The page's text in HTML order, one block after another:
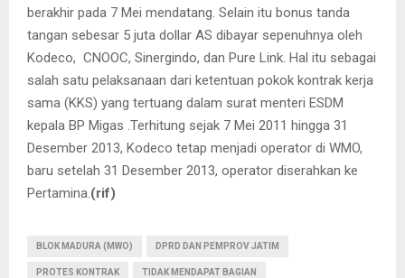
berakhir pada 7 Mei mendatang. Selain itu bonus tanda
tangan sebesar 5 juta dollar AS dibayar sepenuhnya oleh
Kodeco, CNOOC, Sinergindo, dan Pure Link. Hal itu sebagai
salah satu pelaksanaan dari ketentuan pokok kontrak kerja
sama (KKS) yang tertuang dalam surat menteri ESDM
kepala BP Migas .Terhitung sejak 7 Mei 2011 hingga 31
Desember 2013, Kodeco tetap menjadi operator di WMO,
baru setelah 31 Desember 2013, operator diserahkan ke
Pertamina. (rif)
BLOK MADURA (MWO) DPRD DAN PEMPROV JATIM
PROTES KONTRAK TIDAK MENDAPAT BAGIAN